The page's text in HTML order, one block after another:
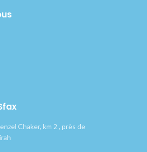
Chaker, km 2 , près de